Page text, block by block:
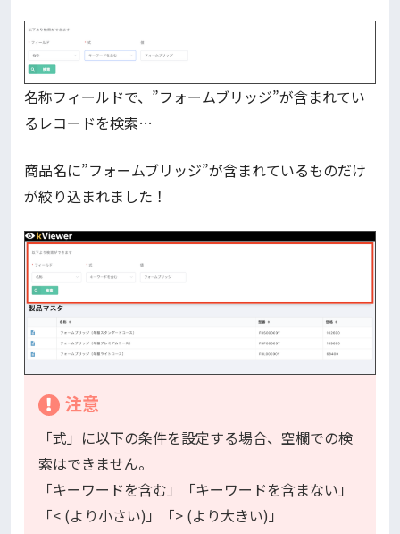
名称フィールドで、”フォームブリッジ”が含まれてい
るレコードを検索…
商品名に”フォームブリッジ”が含まれているものだけ
が絞り込まれました！
注意
「式」に以下の条件を設定する場合、空欄での検
索はできません。
「キーワードを含む」「キーワードを含まない」
「< (より小さい)」「> (より大きい)」